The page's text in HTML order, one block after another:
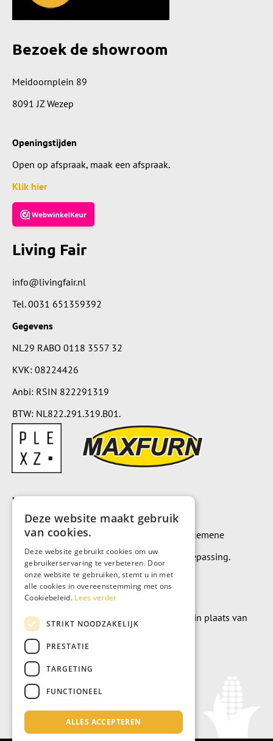
Bezoek de showroom
Meidoornplein 89
8091 JZ Wezep
Openingstijden
Open op afspraak, maak een afspraak.
Klik hier
Living Fair
info@livingfair.nl
Tel.0031 651359392
Gegevens
NL29 RABO 0118 3557 32
KVK: 08224426
Anbi: RSIN 822291319
BTW: NL822.291.319.B01.
Voorwaarden
Op alle leveringen en diensten zijn onze algemene
leverings- en betalingsvoorwaarden van toepassing.
Algemene voorwaarden
Wilt u geld doneren? Dat kan uiteraard ook in plaats van
meubels te kopen.
Doneer
Deze website maakt gebruik
van cookies.
Deze website gebruikt cookies om uw
gebruikerservaring te verbeteren. Door
onze website te gebruiken, stemt u in met
alle cookies in overeenstemming met ons
Cookiebeleid. Lees verder
STRIKT NOODZAKELIJK
PRESTATIE
TARGETING
FUNCTIONEEL
ALLES ACCEPTEREN